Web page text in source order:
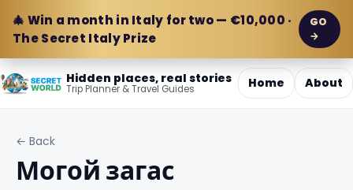
🎄 Win a month in Italy for two — €10,000 ·
The Secret Italy Prize
GO
→
Hidden places, real stories
Trip Planner & Travel Guides Home About
← Back
Могой загас